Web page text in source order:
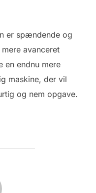
er spændende og
avanceret
en endnu mere
maskine, der vil
og nem opgave.